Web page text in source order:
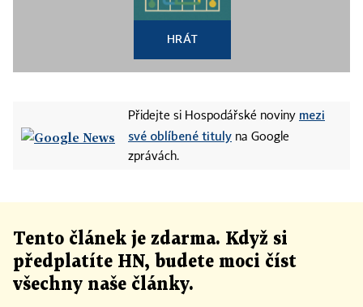
HRÁT
Přidejte si Hospodářské noviny mezi
své oblíbené tituly na Google
zprávách.
Tento článek je zdarma. Když si
předplatíte HN, budete moci číst
všechny naše články.